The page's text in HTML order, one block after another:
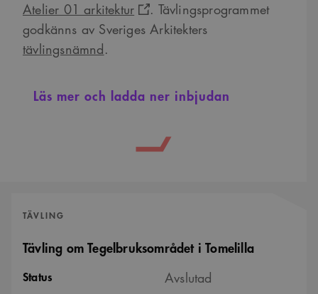
Atelier 01 arkitektur
. Tävlingsprogrammet
godkänns av Sveriges Arkitekters
tävlingsnämnd.
Läs mer och ladda ner inbjudan
TÄVLING
Tävling om Tegelbruksområdet i Tomelilla
Status Avslutad